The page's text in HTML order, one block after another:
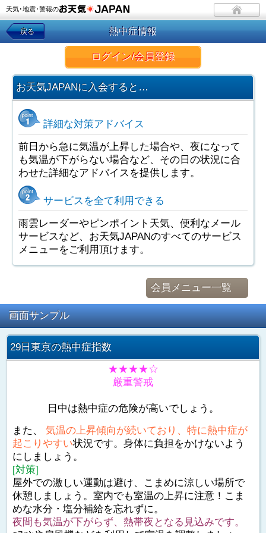
天気･地震･警報の
戻る 熱中症情報
ログイン/会員登録
お天気JAPANに入会すると…
詳細な対策アドバイス
前日から急に気温が上昇した場合や、夜になって
も気温が下がらない場合など、その日の状況に合
わせた詳細なアドバイスを提供します。
サービスを全て利用できる
雨雲レーダーやピンポイント天気、便利なメール
サービスなど、お天気JAPANのすべてのサービス
メニューをご利用頂けます。
会員メニュー一覧
画面サンプル
29日東京の熱中症指数
★★★★☆
厳重警戒
日中は熱中症の危険が高いでしょう。
また、 気温の上昇傾向が続いており、特に熱中症が
起こりやすい状況です。身体に負担をかけないよう
にしましょう。
[対策]
屋外での激しい運動は避け、こまめに涼しい場所で
休憩しましょう。室内でも室温の上昇に注意！こま
めな水分・塩分補給を忘れずに。
夜間も気温が下がらず、熱帯夜となる見込みです。